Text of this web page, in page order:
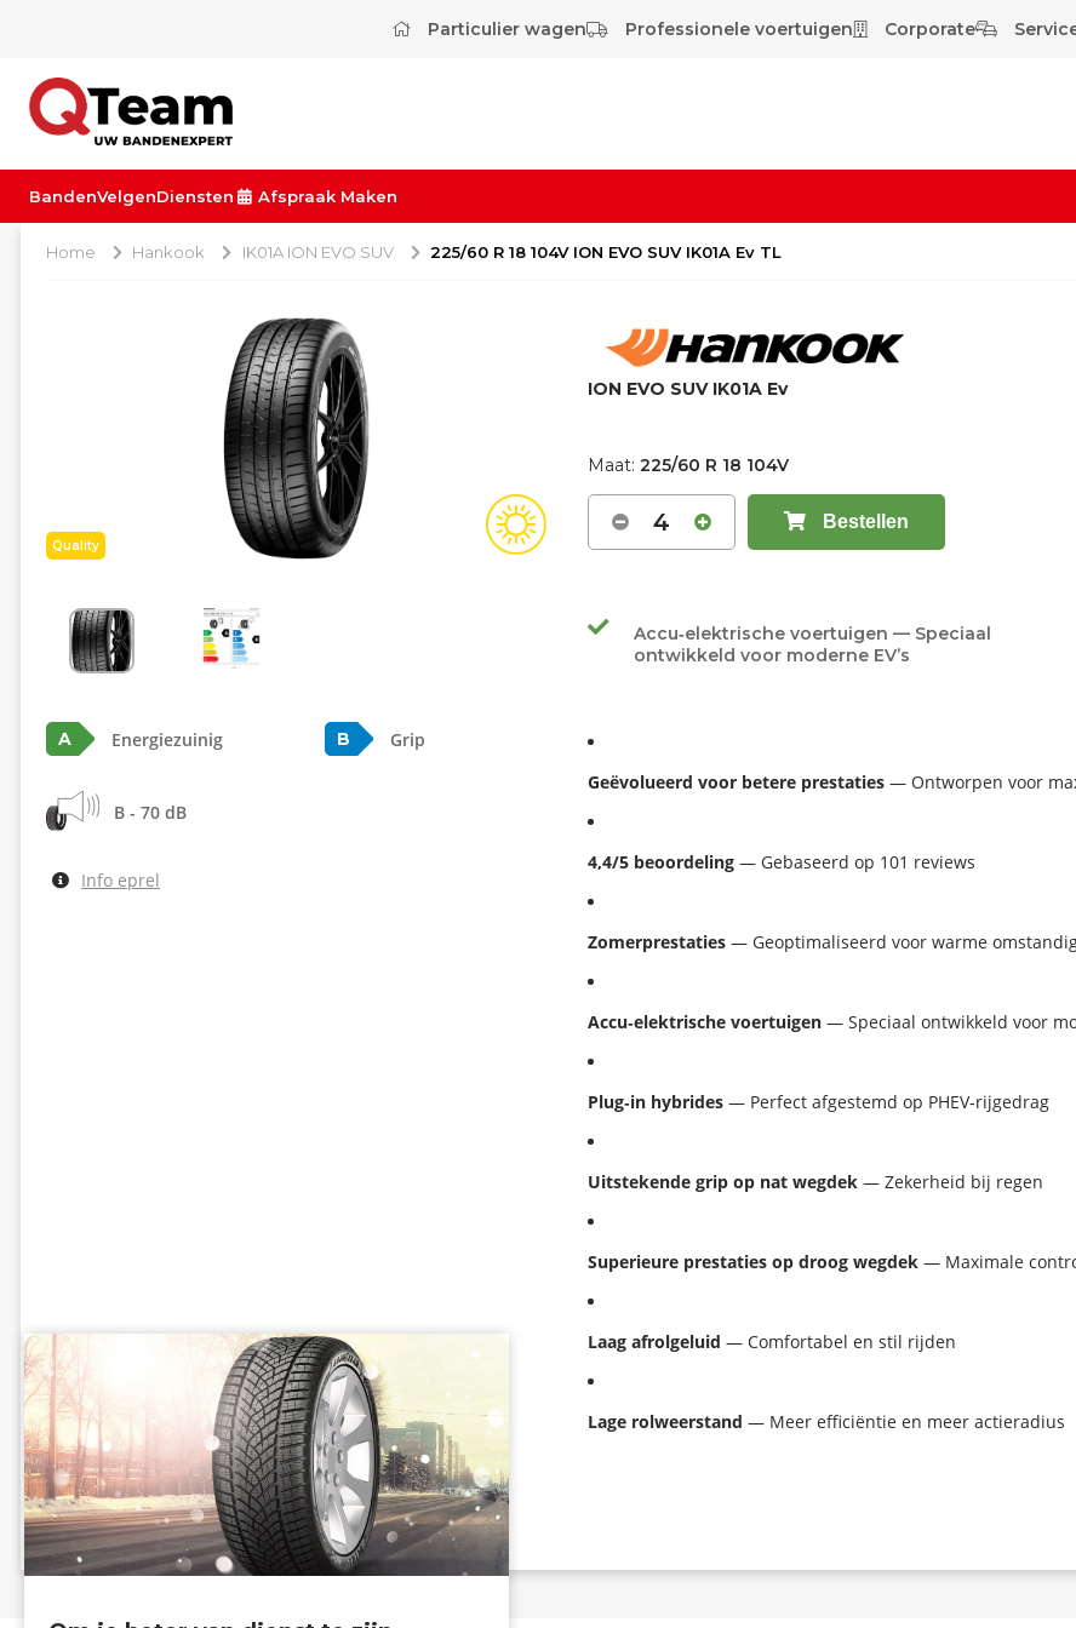
Particulier wagen Professionele voertuigen Corporate
BandenVelgenDiensten Afspraak Maken
Home Hankook IK01A ION EVO SUV 225/60 R 18 104V ION EVO SUV IK01A Ev TL
Quality
A Energiezuinig B Grip
B - 70 dB
Info eprel
ION EVO SUV IK01A Ev
Maat:225/60 R 18 104V
4 Bestellen
Accu‑elektrische voertuigen — Speciaal
ontwikkeld voor moderne EV’s
Geëvolueerd voor betere prestaties — Ontworpen voor
4,4/5 beoordeling — Gebaseerd op 101 reviews
Zomerprestaties — Geoptimaliseerd voor warme
Accu‑elektrische voertuigen — Speciaal ontwikkeld voor
Plug‑in hybrides — Perfect afgestemd op PHEV‑rijgedrag
Uitstekende grip op nat wegdek — Zekerheid bij regen
Superieure prestaties op droog wegdek — Maximale
Laag afrolgeluid — Comfortabel en stil rijden
Lage rolweerstand — Meer efficiëntie en meer actieradius